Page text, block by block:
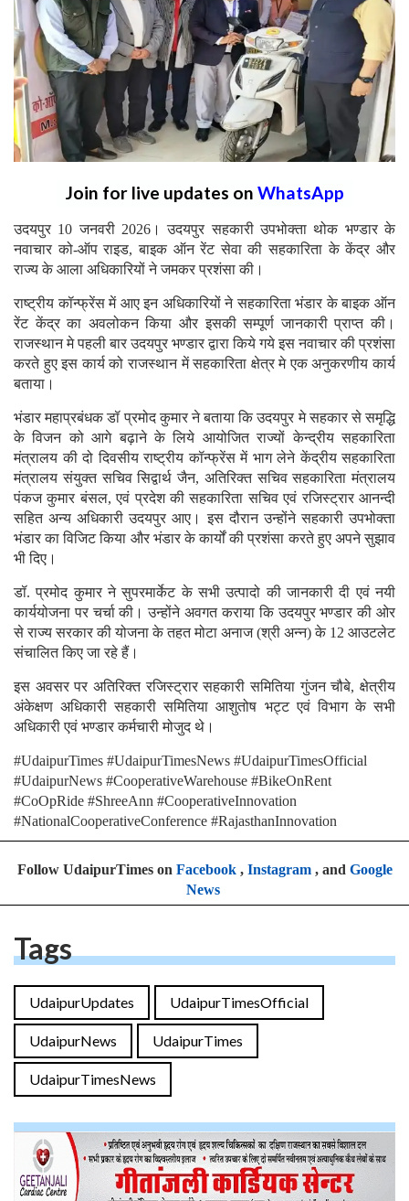
Join for live updates on WhatsApp
उदयपुर 10 जनवरी 2026। उदयपुर सहकारी उपभोक्ता थोक भण्डार के
नवाचार को-ऑप राइड, बाइक ऑन रेंट सेवा की सहकारिता के केंद्र और
राज्य के आला अधिकारियों ने जमकर प्रशंसा की।
राष्ट्रीय कॉन्फ्रेंस में आए इन अधिकारियों ने सहकारिता भंडार के बाइक ऑन
रेंट केंद्र का अवलोकन किया और इसकी सम्पूर्ण जानकारी प्राप्त की।
राजस्थान मे पहली बार उदयपुर भण्डार द्वारा किये गये इस नवाचार की प्रशंसा
करते हुए इस कार्य को राजस्थान में सहकारिता क्षेत्र मे एक अनुकरणीय कार्य
बताया।
भंडार महाप्रबंधक डॉ प्रमोद कुमार ने बताया कि उदयपुर मे सहकार से समृद्धि
के विजन को आगे बढ़ाने के लिये आयोजित राज्यों केन्द्रीय सहकारिता
मंत्रालय की दो दिवसीय राष्ट्रीय कॉन्फ्रेंस में भाग लेने केंद्रीय सहकारिता
मंत्रालय संयुक्त सचिव सिद्वार्थ जैन, अतिरिक्त सचिव सहकारिता मंत्रालय
पंकज कुमार बंसल, एवं प्रदेश की सहकारिता सचिव एवं रजिस्ट्रार आनन्दी
सहित अन्य अधिकारी उदयपुर आए। इस दौरान उन्होंने सहकारी उपभोक्ता
भंडार का विजिट किया और भंडार के कार्यों की प्रशंसा करते हुए अपने सुझाव
भी दिए।
डॉ. प्रमोद कुमार ने सुपरमार्केट के सभी उत्पादो की जानकारी दी एवं नयी
कार्ययोजना पर चर्चा की। उन्होंने अवगत कराया कि उदयपुर भण्डार की ओर
से राज्य सरकार की योजना के तहत मोटा अनाज (श्री अन्न) के 12 आउटलेट
संचालित किए जा रहे हैं।
इस अवसर पर अतिरिक्त रजिस्ट्रार सहकारी समितिया गुंजन चौबे, क्षेत्रीय
अंकेक्षण अधिकारी सहकारी समितिया आशुतोष भट्ट एवं विभाग के सभी
अधिकारी एवं भण्डार कर्मचारी मोजुद थे।
#UdaipurTimes #UdaipurTimesNews #UdaipurTimesOfficial
#UdaipurNews #CooperativeWarehouse #BikeOnRent
#CoOpRide #ShreeAnn #CooperativeInnovation
#NationalCooperativeConference #RajasthanInnovation
Follow UdaipurTimes on Facebook, Instagram, and Google
News
Tags
UdaipurUpdates UdaipurTimesOfficial
UdaipurNews UdaipurTimes
UdaipurTimesNews